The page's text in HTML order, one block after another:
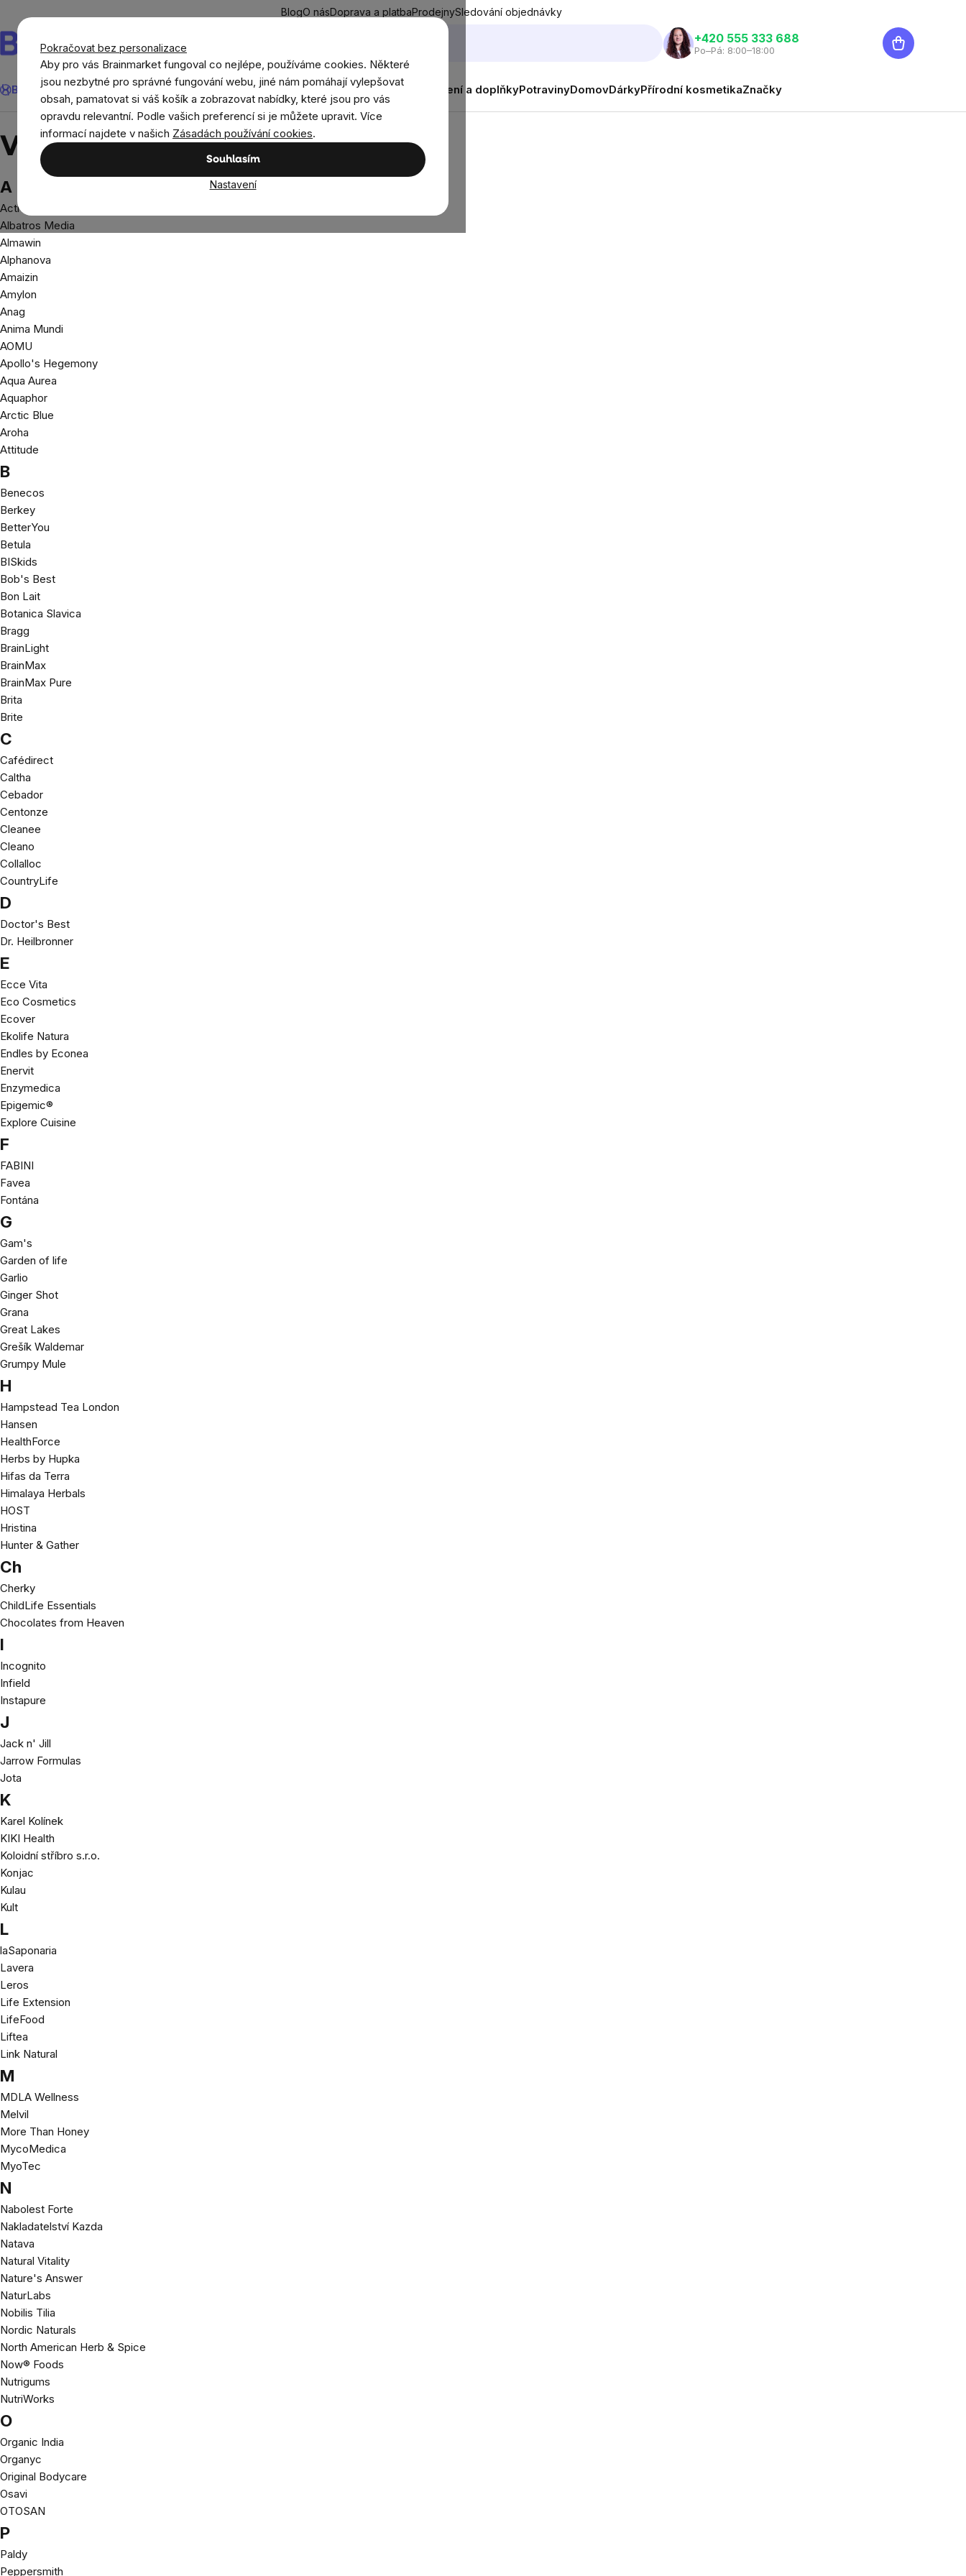
Pokračovat bez personalizace
Aby pro vás Brainmarket fungoval co nejlépe, používáme cookies. Některé
jsou nezbytné pro správné fungování webu, jiné nám pomáhají vylepšovat
obsah, pamatovat si váš košík a zobrazovat nabídky, které jsou pro vás
opravdu relevantní. Podle vašich preferencí si je můžete upravit. Více
informací najdete v našich Zásadách používání cookies.
Souhlasím
Nastavení
obsah
BlogO násDoprava a platbaProdejnySledování objednávky
Hledat
‭+420 555 333 688
Po–Pá: 8:00–18:00
Nákupní
košík
BrainMax® Léto Ušetři CíleDoplňky stravy a výživaNovinkyMužiŽenyDěti Oblečení a doplňkyPotravinyDomovDárkyPřírodní kosmetikaZnačky
Prodávané značky
Všechny značky A-Z
A
Activus
Albatros Media
Almawin
Alphanova
Amaizin
Amylon
Anag
Anima Mundi
AOMU
Apollo's Hegemony
Aqua Aurea
Aquaphor
Arctic Blue
Aroha
Attitude
B
Benecos
Berkey
BetterYou
Betula
BISkids
Bob's Best
Bon Lait
Botanica Slavica
Bragg
BrainLight
BrainMax
BrainMax Pure
Brita
Brite
C
Cafédirect
Caltha
Cebador
Centonze
Cleanee
Cleano
Collalloc
CountryLife
D
Doctor's Best
Dr. Heilbronner
E
Ecce Vita
Eco Cosmetics
Ecover
Ekolife Natura
Endles by Econea
Enervit
Enzymedica
Epigemic®
Explore Cuisine
F
FABINI
Favea
Fontána
G
Gam's
Garden of life
Garlio
Ginger Shot
Grana
Great Lakes
Grešík Waldemar
Grumpy Mule
H
Hampstead Tea London
Hansen
HealthForce
Herbs by Hupka
Hifas da Terra
Himalaya Herbals
HOST
Hristina
Hunter & Gather
Ch
Cherky
ChildLife Essentials
Chocolates from Heaven
I
Incognito
Infield
Instapure
J
Jack n' Jill
Jarrow Formulas
Jota
K
Karel Kolínek
KIKI Health
Koloidní stříbro s.r.o.
Konjac
Kulau
Kult
L
laSaponaria
Lavera
Leros
Life Extension
LifeFood
Liftea
Link Natural
M
MDLA Wellness
Melvil
More Than Honey
MycoMedica
MyoTec
N
Nabolest Forte
Nakladatelství Kazda
Natava
Natural Vitality
Nature's Answer
NaturLabs
Nobilis Tilia
Nordic Naturals
North American Herb & Spice
Now® Foods
Nutrigums
NutriWorks
O
Organic India
Organyc
Original Bodycare
Osavi
OTOSAN
P
Paldy
Peppersmith